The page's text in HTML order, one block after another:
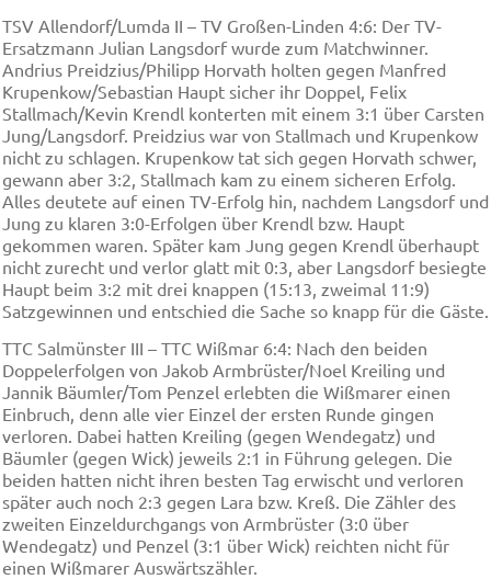
TSV Allendorf/Lumda II – TV Großen-Linden 4:6: Der TV-
Ersatzmann Julian Langsdorf wurde zum Matchwinner.
Andrius Preidzius/Philipp Horvath holten gegen Manfred
Krupenkow/Sebastian Haupt sicher ihr Doppel, Felix
Stallmach/Kevin Krendl konterten mit einem 3:1 über Carsten
Jung/Langsdorf. Preidzius war von Stallmach und Krupenkow
nicht zu schlagen. Krupenkow tat sich gegen Horvath schwer,
gewann aber 3:2, Stallmach kam zu einem sicheren Erfolg.
Alles deutete auf einen TV-Erfolg hin, nachdem Langsdorf und
Jung zu klaren 3:0-Erfolgen über Krendl bzw. Haupt
gekommen waren. Später kam Jung gegen Krendl überhaupt
nicht zurecht und verlor glatt mit 0:3, aber Langsdorf besiegte
Haupt beim 3:2 mit drei knappen (15:13, zweimal 11:9)
Satzgewinnen und entschied die Sache so knapp für die Gäste.
TTC Salmünster III – TTC Wißmar 6:4: Nach den beiden
Doppelerfolgen von Jakob Armbrüster/Noel Kreiling und
Jannik Bäumler/Tom Penzel erlebten die Wißmarer einen
Einbruch, denn alle vier Einzel der ersten Runde gingen
verloren. Dabei hatten Kreiling (gegen Wendegatz) und
Bäumler (gegen Wick) jeweils 2:1 in Führung gelegen. Die
beiden hatten nicht ihren besten Tag erwischt und verloren
später auch noch 2:3 gegen Lara bzw. Kreß. Die Zähler des
zweiten Einzeldurchgangs von Armbrüster (3:0 über
Wendegatz) und Penzel (3:1 über Wick) reichten nicht für
einen Wißmarer Auswärtszähler.